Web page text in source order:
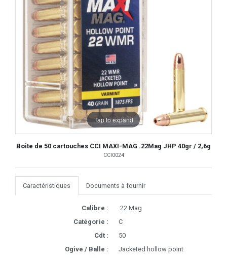
Tap to expand
Boite de 50 cartouches CCI MAXI-MAG .22Mag JHP 40gr / 2,6g
CCI0024
Caractéristiques Documents à fournir
Calibre :
.22 Mag
Catégorie :
C
Cdt :
50
Ogive / Balle :
Jacketed hollow point